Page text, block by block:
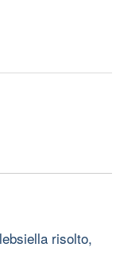
risolto,